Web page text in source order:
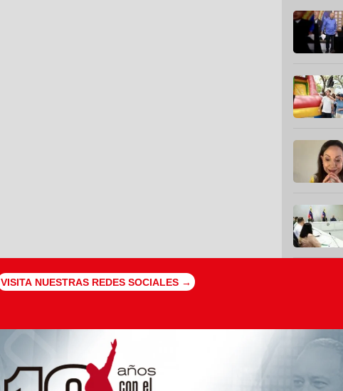
VISITA NUESTRAS REDES SOCIALES →